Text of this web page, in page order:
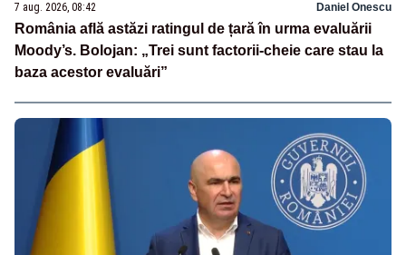
7 aug. 2026, 08:42 Daniel Onescu
România află astăzi ratingul de țară în urma evaluării
Moody’s. Bolojan: „Trei sunt factorii-cheie care stau la
baza acestor evaluări”